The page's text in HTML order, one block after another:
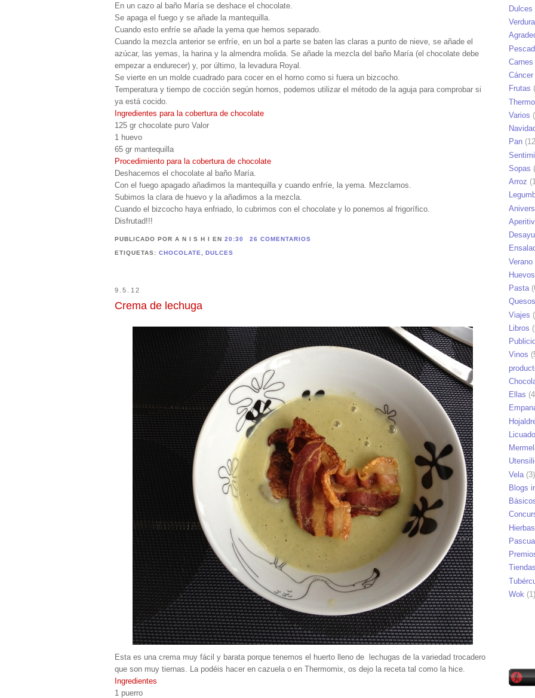
En un cazo al baño María se deshace el chocolate.
Se apaga el fuego y se añade la mantequilla.
Cuando esto enfríe se añade la yema que hemos separado.
Cuando la mezcla anterior se enfríe, en un bol a parte se baten las claras a punto de nieve, se añade el
azúcar, las yemas, la harina y la almendra molida. Se añade la mezcla del baño María (el chocolate debe
empezar a endurecer) y, por último, la levadura Royal.
Se vierte en un molde cuadrado para cocer en el horno como si fuera un bizcocho.
Temperatura y tiempo de cocción según hornos, podemos utilizar el método de la aguja para comprobar si
ya está cocido.
Ingredientes para la cobertura de chocolate
125 gr chocolate puro Valor
1 huevo
65 gr mantequilla
Procedimiento para la cobertura de chocolate
Deshacemos el chocolate al baño María.
Con el fuego apagado añadimos la mantequilla y cuando enfríe, la yema. Mezclamos.
Subimos la clara de huevo y la añadimos a la mezcla.
Cuando el bizcocho haya enfriado, lo cubrimos con el chocolate y lo ponemos al frigorífico.
Disfrutad!!!
PUBLICADO POR A N I S H IEN20:30 26 COMENTARIOS
ETIQUETAS: CHOCOLATE ,DULCES
9.5.12
Crema de lechuga
Esta es una crema muy fácil y barata porque tenemos el huerto lleno de lechugas de la variedad trocadero
que son muy tiernas. La podéis hacer en cazuela o en Thermomix, os dejo la receta tal como la hice.
Ingredientes
1 puerro
Dulces
Carnes
Cáncer
Frutas
Varios
Pan
Sopas
Arroz
Verano
Huevos
Pasta
Quesos
Viajes
Libros
Vinos
Ellas
Vela (3)
Blogs
Hierbas
Pascua
Tiendas
Wok (1)